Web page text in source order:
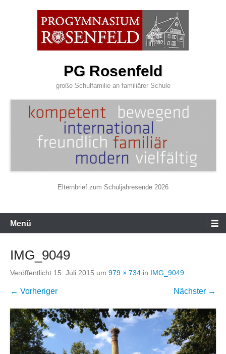
PG Rosenfeld
große Schulfamilie an familiärer Schule
Elternbrief zum Schuljahresende 2026
Primäres
Menü
Menü
IMG_9049
Veröffentlicht 15. Juli 2015 um 979 × 734 in IMG_9049
← Vorheriger Nächster →